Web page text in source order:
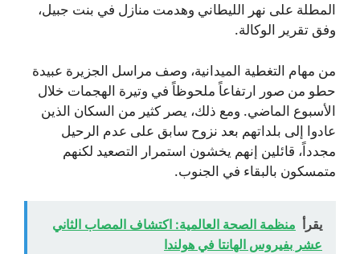
المطلة على نهر الليطاني وهدمت منازل في بنت جبيل،
وفق تقرير الوكالة.
من مهام التغطية الميدانية، وصف مراسل الجزيرة عبيدة
حطو من صور ارتفاعاً ملحوظاً في وتيرة الهجمات خلال
الأسبوع الماضي. ومع ذلك، يصر كثير من السكان الذين
عادوا إلى بلداتهم بعد نزوح سابق على عدم الرحيل
مجدداً، قائلين إنهم يخشون استمرار التصعيد لكنهم
متمسكون بالبقاء في الجنوب.
يقرأ منظمة الصحة العالمية: اكتشاف المصاب الثاني
عشر بفيروس الهانتا في هولندا